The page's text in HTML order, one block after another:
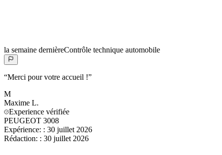
la semaine dernièreContrôle technique automobile
“Merci pour votre accueil !”
M
Maxime L.
Experience vérifiée
PEUGEOT 3008
Expérience: : 30 juillet 2026
Rédaction: : 30 juillet 2026